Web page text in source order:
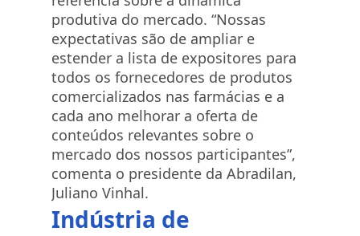
produtiva do mercado. “Nossas
expectativas são de ampliar e
estender a lista de expositores para
todos os fornecedores de produtos
comercializados nas farmácias e a
cada ano melhorar a oferta de
conteúdos relevantes sobre o
mercado dos nossos participantes”,
comenta o presidente da Abradilan,
Juliano Vinhal.
Indústria de